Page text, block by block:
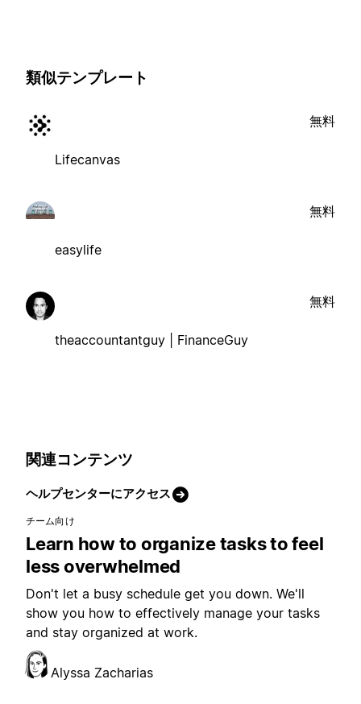
類似テンプレート
Lifecanvas
無料
easylife
無料
theaccountantguy | FinanceGuy
無料
関連コンテンツ
ヘルプセンターにアクセス
チーム向け
Learn how to organize tasks to feel
less overwhelmed
Don't let a busy schedule get you down. We'll
show you how to effectively manage your tasks
and stay organized at work.
Alyssa Zacharias